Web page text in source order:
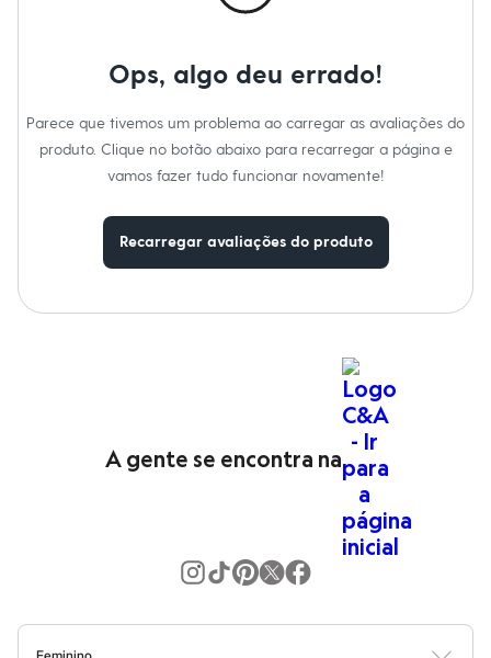
Blusas e Camisetas
Calças
Casacos e Jaquetas
Jeans
Moda esportiva
Dia dos Pais
Inverno
Novidades
Calçados
Botas
Ops, algo deu errado!
Parece que tivemos um problema ao carregar as avaliações do
produto. Clique no botão abaixo para recarregar a página e
vamos fazer tudo funcionar novamente!
Recarregar avaliações do produto
A gente se encontra na